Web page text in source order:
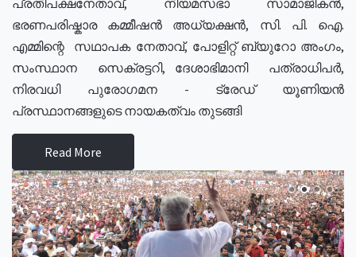
ഭരണപരിഷ്കാര കമ്മീഷൻ അധ്യക്ഷൻ, സി. പി. ഐ.
എമ്മിന്റെ സഥാപക നേതാവ്, പോളിറ്റ് ബ്യുറോ അംഗം,
സംസ്ഥാന സെക്രട്ടറി, ദേശാഭിമാനി പത്രാധിപർ,
നിരവധി പുരോഗമന - ട്രേഡ് യൂണിയൻ
പ്രസ്ഥാനങ്ങളുടെ നായകത്വം തുടങ്ങി
Read More